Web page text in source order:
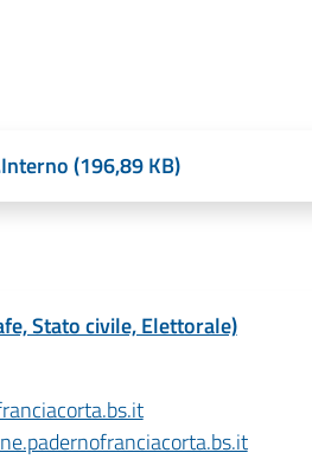
(196,89 KB)
Stato civile, Elettorale)